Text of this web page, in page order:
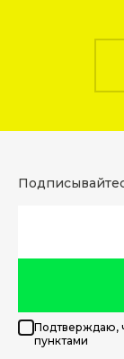
Подтверждаю,
пунктами